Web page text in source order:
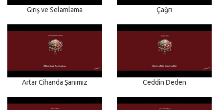
Giriş ve Selamlama Çağrı
Artar Cihanda Şanımız Ceddin Deden